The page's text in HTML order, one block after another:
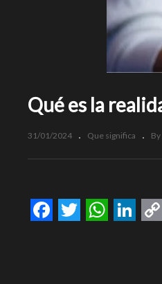
Qué es la
31/01/2024 Que significa